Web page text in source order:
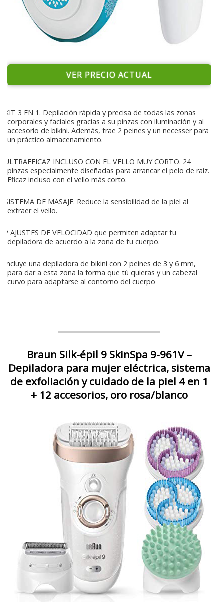
VER PRECIO ACTUAL
KIT 3 EN 1. Depilación rápida y precisa de todas las zonas
corporales y faciales gracias a su pinzas con iluminación y al
accesorio de bikini. Además, trae 2 peines y un necesser para
un práctico almacenamiento.
ULTRAEFICAZ INCLUSO CON EL VELLO MUY CORTO. 24
pinzas especialmente diseñadas para arrancar el pelo de raíz.
Eficaz incluso con el vello más corto.
SISTEMA DE MASAJE. Reduce la sensibilidad de la piel al
extraer el vello.
2 AJUSTES DE VELOCIDAD que permiten adaptar tu
depiladora de acuerdo a la zona de tu cuerpo.
Incluye una depiladora de bikini con 2 peines de 3 y 6 mm,
para dar a esta zona la forma que tú quieras y un cabezal
curvo para adaptarse al contorno del cuerpo
Braun Silk-épil 9 SkinSpa 9-961V –
Depiladora para mujer eléctrica, sistema
de exfoliación y cuidado de la piel 4 en 1
+ 12 accesorios, oro rosa/blanco